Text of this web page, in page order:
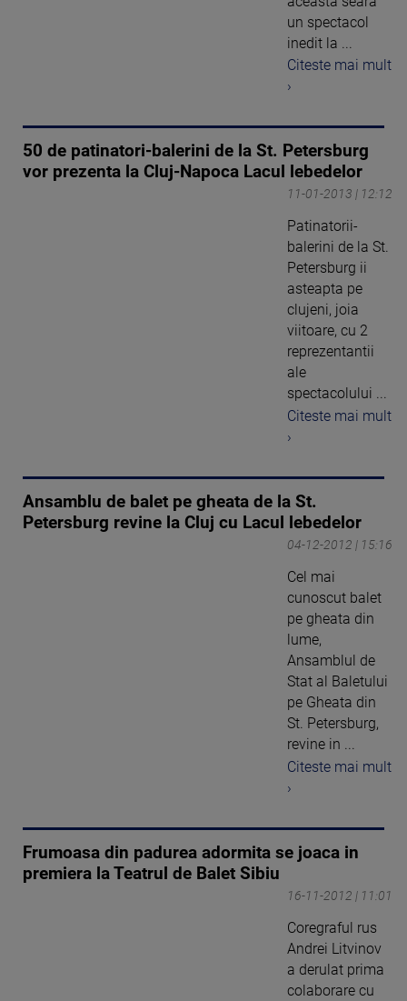
un spectacol
inedit la ...
Citeste mai mult
›
50 de patinatori-balerini de la St. Petersburg
vor prezenta la Cluj-Napoca Lacul lebedelor
11-01-2013 | 12:12
Patinatorii-
balerini de la St.
Petersburg ii
asteapta pe
clujeni, joia
viitoare, cu 2
reprezentantii
ale
spectacolului ...
Citeste mai mult
›
Ansamblu de balet pe gheata de la St.
Petersburg revine la Cluj cu Lacul lebedelor
04-12-2012 | 15:16
Cel mai
cunoscut balet
pe gheata din
lume,
Ansamblul de
Stat al Baletului
pe Gheata din
St. Petersburg,
revine in ...
Citeste mai mult
›
Frumoasa din padurea adormita se joaca in
premiera la Teatrul de Balet Sibiu
16-11-2012 | 11:01
Coregraful rus
Andrei Litvinov
a derulat prima
colaborare cu